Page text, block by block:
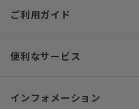
ご利用ガイド
便利なサービス
インフォメーション